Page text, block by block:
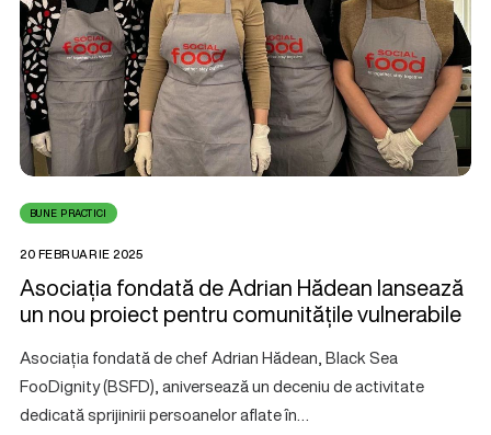
BUNE PRACTICI
20 FEBRUARIE 2025
Asociația fondată de Adrian Hădean lansează
un nou proiect pentru comunitățile vulnerabile
Asociația fondată de chef Adrian Hădean, Black Sea
FooDignity (BSFD), aniversează un deceniu de activitate
dedicată sprijinirii persoanelor aflate în…